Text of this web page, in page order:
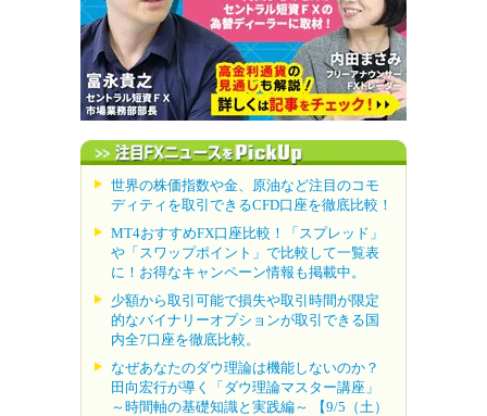
世界の株価指数や金、原油など注目のコモ
ディティを取引できるCFD口座を徹底比較！
MT4おすすめFX口座比較！「スプレッド」
や「スワップポイント」で比較して一覧表
に！お得なキャンペーン情報も掲載中。
少額から取引可能で損失や取引時間が限定
的なバイナリーオプションが取引できる国
内全7口座を徹底比較。
なぜあなたのダウ理論は機能しないのか？
田向宏行が導く「ダウ理論マスター講座」
～時間軸の基礎知識と実践編～ 【9/5（土）